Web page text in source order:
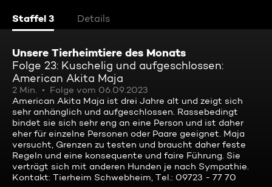
Staffel 3 Details
Unsere Tierheimtiere des Monats
Folge 23: Kuschelig und aufgeschlossen:
American Akita Maja
2 Min.
Folge vom 06.09.2023
American Akita Maja ist drei Jahre alt und zeigt sich
sehr anhänglich und aufgeschlossen. Rassebedingt
bindet sie sich sehr eng an eine Person und ist daher
eher für einzelne Personen oder Paare geeignet. Maja
versucht, Grenzen zu testen und braucht daher feste
Regeln und eine konsequente und faire Führung. Sie
verträgt sich mit anderen Hunden je nach Sympathie.
Kontakt: Tierheim Schwebheim, Tel.: 09723 - 77 70